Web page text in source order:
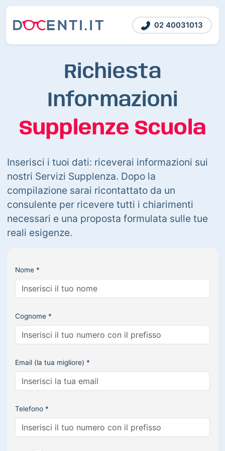
02 40031013
Richiesta
Informazioni
Supplenze Scuola
Inserisci i tuoi dati: riceverai informazioni sui
nostri Servizi Supplenza. Dopo la
compilazione sarai ricontattato da un
consulente per ricevere tutti i chiarimenti
necessari e una proposta formulata sulle tue
reali esigenze.
Nome *
Cognome *
Email (la tua migliore) *
Telefono *